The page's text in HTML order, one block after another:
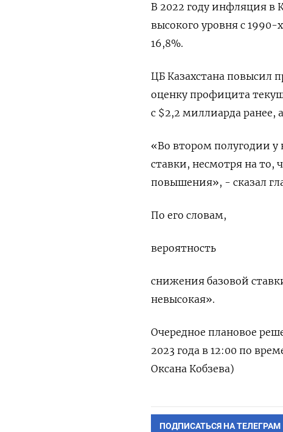
В 2022 году инфляция в
высокого уровня с
16,8%.
ЦБ Казахстана повысил
оценку профицита
с $2,2 миллиарда ранее,
«Во втором полугодии у
ставки, несмотря на то,
повышения», - сказал
По его словам,
вероятность
снижения базовой
невысокая».
Очередное плановое
2023 года в 12:00 по
Оксана Кобзева)
ПОДПИСАТЬСЯ НА ТЕЛЕГРАМ